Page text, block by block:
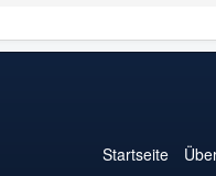
Startseite